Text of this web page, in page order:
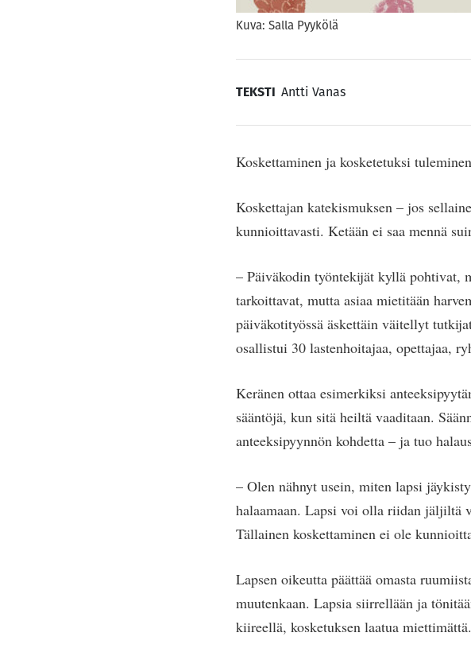
Kuva: Salla Pyykölä
TEKSTI Antti Vanas
Koskettaminen ja kosketetuksi
Koskettajan katekismuksen – jos
kunnioittavasti. Ketään ei saa mennä
– Päiväkodin työntekijät kyllä pohtivat,
tarkoittavat, mutta asiaa mietitään
päiväkotityössä äskettäin väitellyt
osallistui 30 lastenhoitajaa, opettajaa,
Keränen ottaa esimerkiksi
sääntöjä, kun sitä heiltä vaaditaan.
anteeksipyynnön kohdetta – ja tuo
– Olen nähnyt usein, miten lapsi
halaamaan. Lapsi voi olla riidan jäljiltä
Tällainen koskettaminen ei ole
Lapsen oikeutta päättää omasta
muutenkaan. Lapsia siirrellään ja
kiireellä, kosketuksen laatua miettimättä.